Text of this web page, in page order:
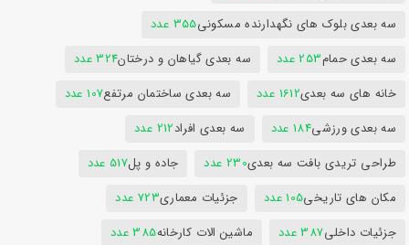
سه بعدی بلوک های نگهدارنده مسکونی355 عدد
سه بعدی حمام253 عدد سه بعدی گیاهان و درختان324 عدد
خانه های سه بعدی1612 عدد سه بعدی ساختمان مرتفع107 عدد
سه بعدی ورزشی184 عدد سه بعدی افراد212 عدد
طراحی تریدی بافت سه بعدی230 عدد جاده و پل517 عدد
مکان های تاریخی105 عدد جزئیات معماری723 عدد
جزئیات داخلی387 عدد ماشین الات کارخانه385 عدد